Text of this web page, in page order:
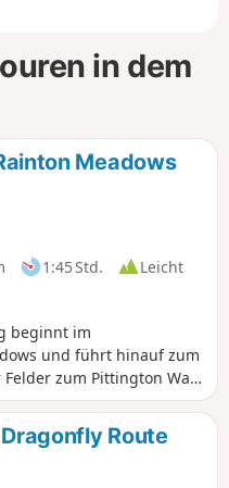
in dem
Meadows
1:45 Std.
Leicht
beginnt im
und führt hinauf zum
zum Pittington Way
führt. Da diese Route
einen Blick zurück auf
Route